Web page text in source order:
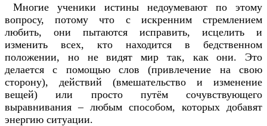
Многие ученики истины недоумевают по этому
вопросу, потому что с искренним стремлением
любить, они пытаются исправить, исцелить и
изменить всех, кто находится в бедственном
положении, но не видят мир так, как они. Это
делается с помощью слов (привлечение на свою
сторону), действий (вмешательство и изменение
вещей) или просто путём сочувствующего
выравнивания – любым способом, которых добавят
энергию ситуации.